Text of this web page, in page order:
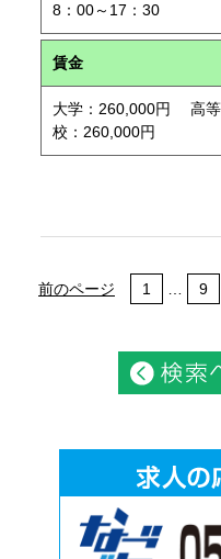
8：00～17：30
賃金
大学：260,000円 高
校：260,000円
前のページ 1 9